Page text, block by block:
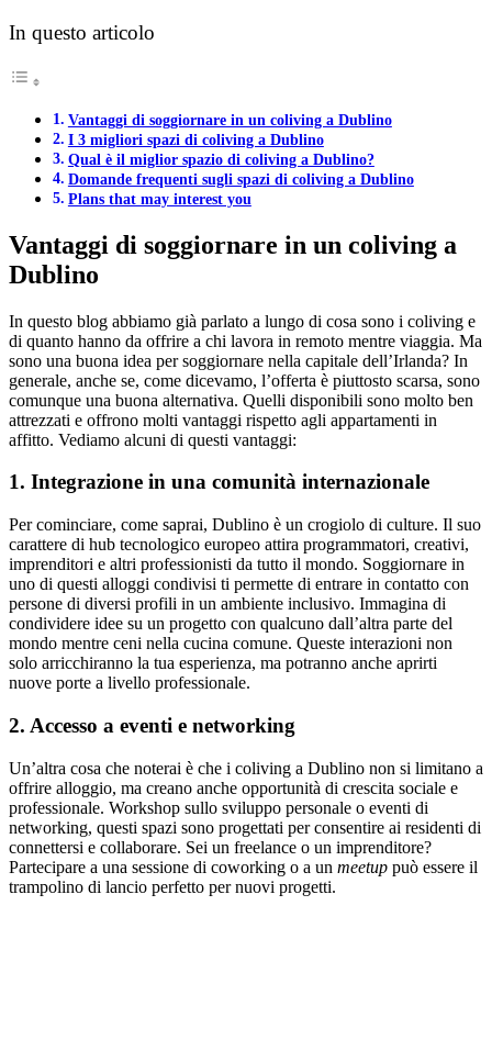
In questo articolo
Vantaggi di soggiornare in un coliving a Dublino
I 3 migliori spazi di coliving a Dublino
Qual è il miglior spazio di coliving a Dublino?
Domande frequenti sugli spazi di coliving a Dublino
Plans that may interest you
Vantaggi di soggiornare in un coliving a
Dublino
In questo blog abbiamo già parlato a lungo di cosa sono i coliving e
di quanto hanno da offrire a chi lavora in remoto mentre viaggia. Ma
sono una buona idea per soggiornare nella capitale dell’Irlanda? In
generale, anche se, come dicevamo, l’offerta è piuttosto scarsa, sono
comunque una buona alternativa. Quelli disponibili sono molto ben
attrezzati e offrono molti vantaggi rispetto agli appartamenti in
affitto. Vediamo alcuni di questi vantaggi:
1. Integrazione in una comunità internazionale
Per cominciare, come saprai, Dublino è un crogiolo di culture. Il suo
carattere di hub tecnologico europeo attira programmatori, creativi,
imprenditori e altri professionisti da tutto il mondo. Soggiornare in
uno di questi alloggi condivisi ti permette di entrare in contatto con
persone di diversi profili in un ambiente inclusivo. Immagina di
condividere idee su un progetto con qualcuno dall’altra parte del
mondo mentre ceni nella cucina comune. Queste interazioni non
solo arricchiranno la tua esperienza, ma potranno anche aprirti
nuove porte a livello professionale.
2. Accesso a eventi e networking
Un’altra cosa che noterai è che i coliving a Dublino non si limitano a
offrire alloggio, ma creano anche opportunità di crescita sociale e
professionale. Workshop sullo sviluppo personale o eventi di
networking, questi spazi sono progettati per consentire ai residenti di
connettersi e collaborare. Sei un freelance o un imprenditore?
Partecipare a una sessione di coworking o a un meetup può essere il
trampolino di lancio perfetto per nuovi progetti.